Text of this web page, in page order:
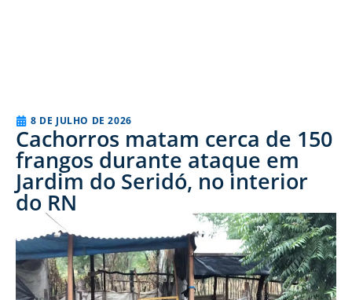
8 DE JULHO DE 2026
Cachorros matam cerca de 150
frangos durante ataque em
Jardim do Seridó, no interior
do RN